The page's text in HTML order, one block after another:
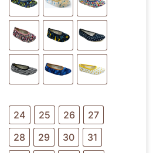
24 25 26
27
28
29 30
31